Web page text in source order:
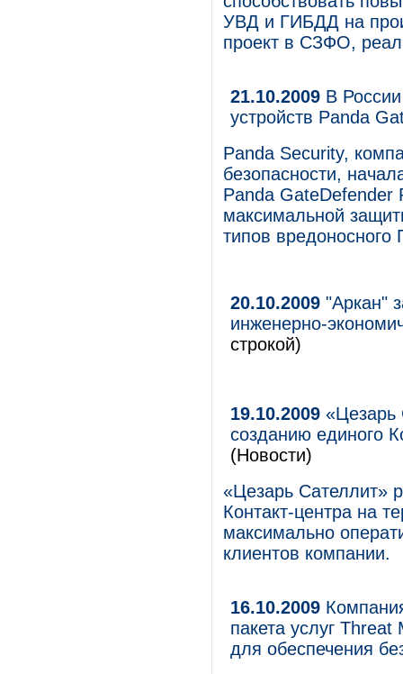
УВД и ГИБДД на
проект в СЗФО,
21.10.2009 В
устройств Panda
Panda Security,
безопасности,
Panda GateDefender
максимальной
типов вредоносного
20.10.2009 "Аркан"
инженерно-
строкой)
19.10.2009 «Цезарь
созданию единого
(Новости)
«Цезарь Сателлит»
Контакт-центра на
максимально
клиентов компании.
16.10.2009
пакета услуг
для обеспечения